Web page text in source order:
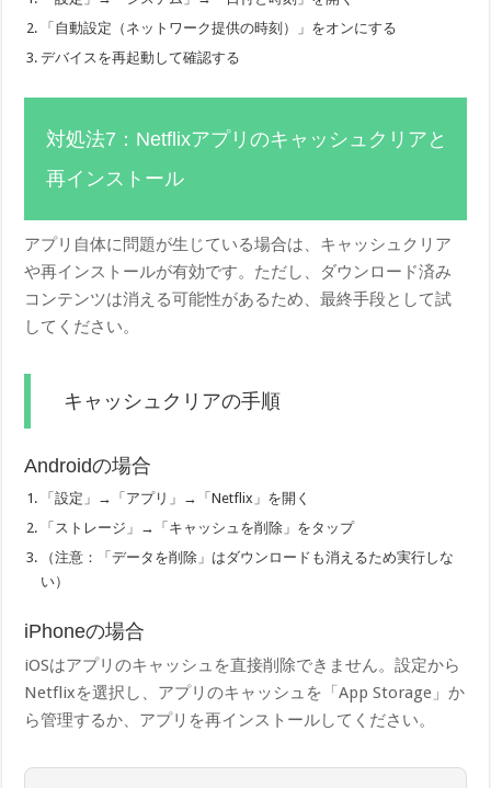
「自動設定（ネットワーク提供の時刻）」をオンにする
デバイスを再起動して確認する
対処法7：Netflixアプリのキャッシュクリアと
再インストール
アプリ自体に問題が生じている場合は、キャッシュクリア
や再インストールが有効です。ただし、ダウンロード済み
コンテンツは消える可能性があるため、最終手段として試
してください。
キャッシュクリアの手順
Androidの場合
「設定」→「アプリ」→「Netflix」を開く
「ストレージ」→「キャッシュを削除」をタップ
（注意：「データを削除」はダウンロードも消えるため実行しな
い）
iPhoneの場合
iOSはアプリのキャッシュを直接削除できません。設定から
Netflixを選択し、アプリのキャッシュを「App Storage」か
ら管理するか、アプリを再インストールしてください。